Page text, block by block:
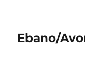
Ebano/